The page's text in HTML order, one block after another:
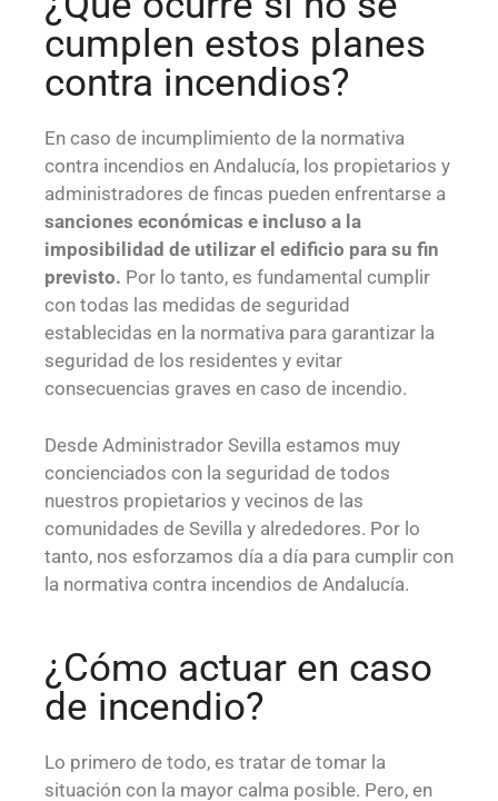
cumplen estos planes
contra incendios?
En caso de incumplimiento de la normativa
contra incendios en Andalucía, los propietarios y
administradores de fincas pueden enfrentarse a
sanciones económicas e incluso a la
imposibilidad de utilizar el edificio para su fin
previsto. Por lo tanto, es fundamental cumplir
con todas las medidas de seguridad
establecidas en la normativa para garantizar la
seguridad de los residentes y evitar
consecuencias graves en caso de incendio.
Desde Administrador Sevilla estamos muy
concienciados con la seguridad de todos
nuestros propietarios y vecinos de las
comunidades de Sevilla y alrededores. Por lo
tanto, nos esforzamos día a día para cumplir con
la normativa contra incendios de Andalucía.
¿Cómo actuar en caso
de incendio?
Lo primero de todo, es tratar de tomar la
situación con la mayor calma posible. Pero, en